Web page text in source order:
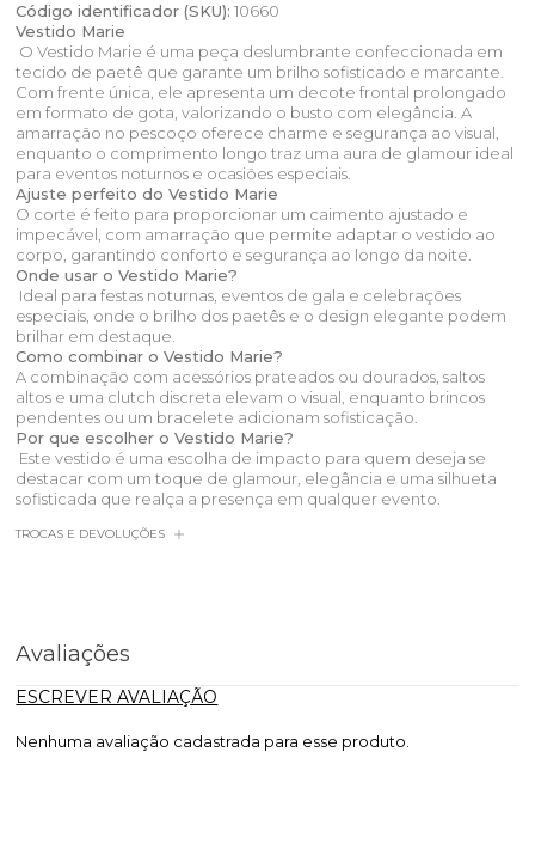
Código identificador (SKU): 10660
Vestido Marie
O Vestido Marie é uma peça deslumbrante confeccionada em
tecido de paetê que garante um brilho sofisticado e marcante.
Com frente única, ele apresenta um decote frontal prolongado
em formato de gota, valorizando o busto com elegância. A
amarração no pescoço oferece charme e segurança ao visual,
enquanto o comprimento longo traz uma aura de glamour ideal
para eventos noturnos e ocasiões especiais.
Ajuste perfeito do Vestido Marie
O corte é feito para proporcionar um caimento ajustado e
impecável, com amarração que permite adaptar o vestido ao
corpo, garantindo conforto e segurança ao longo da noite.
Onde usar o Vestido Marie?
Ideal para festas noturnas, eventos de gala e celebrações
especiais, onde o brilho dos paetês e o design elegante podem
brilhar em destaque.
Como combinar o Vestido Marie?
A combinação com acessórios prateados ou dourados, saltos
altos e uma clutch discreta elevam o visual, enquanto brincos
pendentes ou um bracelete adicionam sofisticação.
Por que escolher o Vestido Marie?
Este vestido é uma escolha de impacto para quem deseja se
destacar com um toque de glamour, elegância e uma silhueta
sofisticada que realça a presença em qualquer evento.
TROCAS E DEVOLUÇÕES
Avaliações
ESCREVER AVALIAÇÃO
Nenhuma avaliação cadastrada para esse produto.